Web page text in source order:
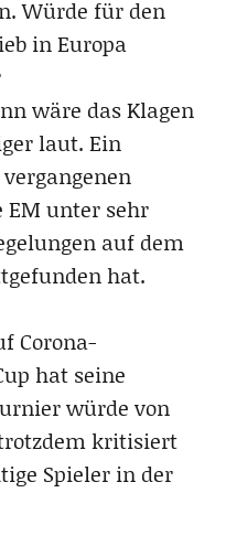
Würde für den
in Europa
wäre das Klagen
laut. Ein
EM unter sehr
auf dem
hat.
Corona-
hat seine
würde von
kritisiert
Spieler in der